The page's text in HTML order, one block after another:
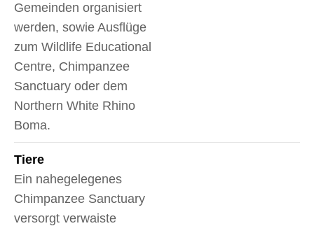
Gemeinden organisiert
werden, sowie Ausflüge
zum Wildlife Educational
Centre, Chimpanzee
Sanctuary oder dem
Northern White Rhino
Boma.
Tiere
Ein nahegelegenes
Chimpanzee Sanctuary
versorgt verwaiste